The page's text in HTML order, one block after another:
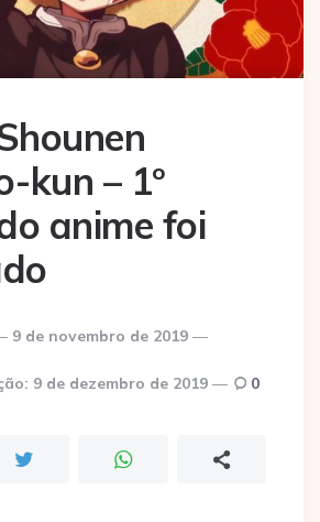
kun – 1º
anime foi
9 de novembro de 2019
9 de dezembro de 2019 0